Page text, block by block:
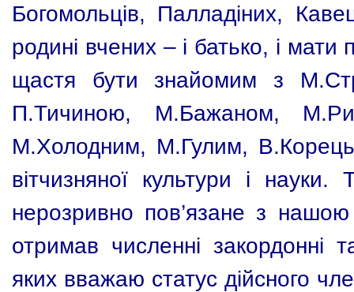
Богомольців, Палладіних,
родині вчених – і батько, і
щастя бути знайомим з
П.Тичиною, М.Бажаном,
М.Холодним, М.Гулим,
вітчизняної культури і
нерозривно пов’язане з
отримав численні закордонні
яких вважаю статус дійсного